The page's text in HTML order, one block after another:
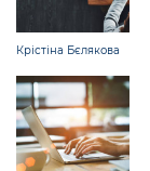
Крістіна Бєлякова